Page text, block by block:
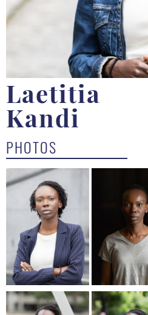
Laetitia
Kandi
PHOTOS